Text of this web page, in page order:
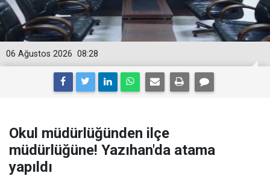
08:28
06 Ağustos 2026
Okul müdürlüğünden ilçe
müdürlüğüne! Yazıhan'da atama
yapıldı